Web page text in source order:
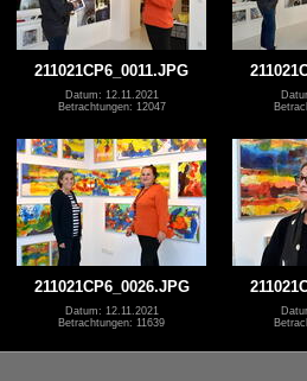
211021CP6_0011.JPG
Datum: 12.11.2021
Betrachtungen: 12047
211021CP6_0026.JPG
Datum: 12.11.2021
Betrachtungen: 11639